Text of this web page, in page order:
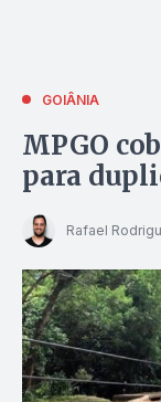
GOIÂNIA
MPGO
para
Rafael